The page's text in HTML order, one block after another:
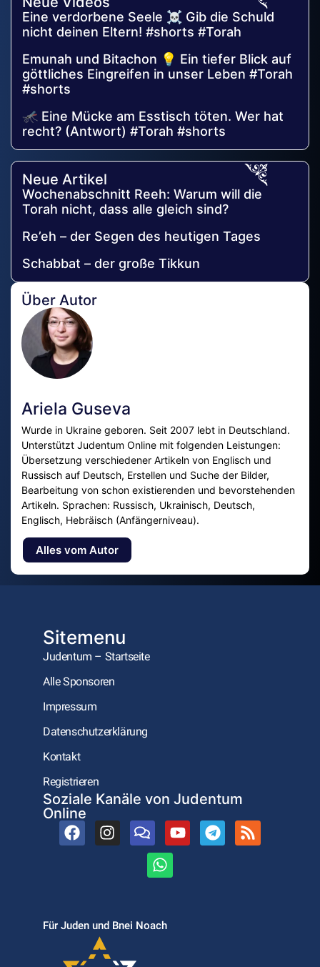
Eine verdorbene Seele ☠️ Gib die Schuld
nicht deinen Eltern! #shorts #Torah
Emunah und Bitachon 💡 Ein tiefer Blick auf
göttliches Eingreifen in unser Leben #Torah
#shorts
🦟 Eine Mücke am Esstisch töten. Wer hat
recht? (Antwort) #Torah #shorts
Neue Artikel
Wochenabschnitt Reeh: Warum will die
Torah nicht, dass alle gleich sind?
Re’eh – der Segen des heutigen Tages
Schabbat – der große Tikkun
Über Autor
Ariela Guseva
Wurde in Ukraine geboren. Seit 2007 lebt in Deutschland.
Unterstützt Judentum Online mit folgenden Leistungen:
Übersetzung verschiedener Artikeln von Englisch und
Russisch auf Deutsch, Erstellen und Suche der Bilder,
Bearbeitung von schon existierenden und bevorstehenden
Artikeln. Sprachen: Russisch, Ukrainisch, Deutsch,
Englisch, Hebräisch (Anfängerniveau).
Alles vom Autor
Sitemenu
Judentum – Startseite
Alle Sponsoren
Impressum
Datenschutzerklärung
Kontakt
Registrieren
Soziale Kanäle von Judentum
Online
Für Juden und Bnei Noach